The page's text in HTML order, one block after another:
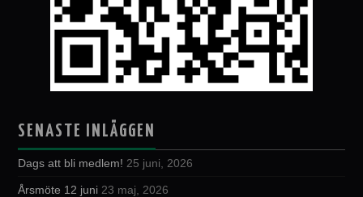
SENASTE INLÄGGEN
Dags att bli medlem! 25 juni, 2026
Årsmöte 12 juni 23 maj, 2026